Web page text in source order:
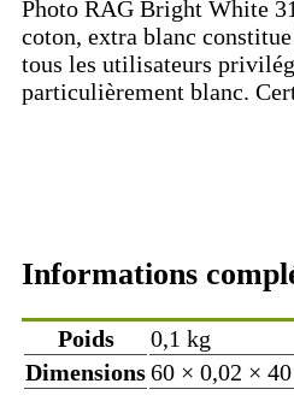
Photo RAG Bright White
coton, extra blanc
tous les utilisateurs
particulièrement blanc.
Informations
Poids
0,1 kg
Dimensions60 × 0,02 ×